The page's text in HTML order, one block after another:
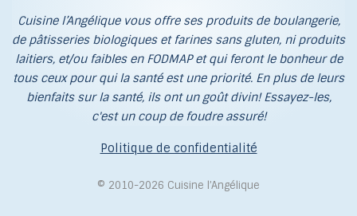
Cuisine l’Angélique vous offre ses produits de boulangerie,
de pâtisseries biologiques et farines sans gluten, ni produits
laitiers, et/ou faibles en FODMAP et qui feront le bonheur de
tous ceux pour qui la santé est une priorité. En plus de leurs
bienfaits sur la santé, ils ont un goût divin! Essayez-les,
c'est un coup de foudre assuré!
Politique de confidentialité
© 2010-2026 Cuisine l’Angélique